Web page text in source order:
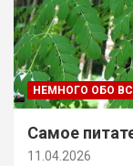
НЕМНОГО ОБО
Самое
11.04.2026